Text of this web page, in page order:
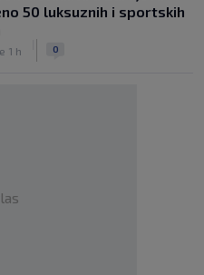
50 luksuznih i sportskih
1 h 0